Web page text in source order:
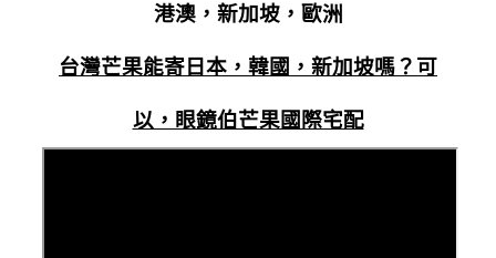
港澳，新加坡，歐洲
台灣芒果能寄日本，韓國，新加坡嗎？可
以，眼鏡伯芒果國際宅配